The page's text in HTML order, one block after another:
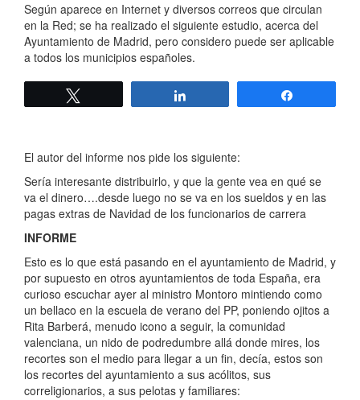
Según aparece en Internet y diversos correos que circulan
en la Red; se ha realizado el siguiente estudio, acerca del
Ayuntamiento de Madrid, pero considero puede ser aplicable
a todos los municipios españoles.
El autor del informe nos pide los siguiente:
Sería interesante distribuirlo, y que la gente vea en qué se
va el dinero….desde luego no se va en los sueldos y en las
pagas extras de Navidad de los funcionarios de carrera
INFORME
Esto es lo que está pasando en el ayuntamiento de Madrid, y
por supuesto en otros ayuntamientos de toda España, era
curioso escuchar ayer al ministro Montoro mintiendo como
un bellaco en la escuela de verano del PP, poniendo ojitos a
Rita Barberá, menudo icono a seguir, la comunidad
valenciana, un nido de podredumbre allá donde mires, los
recortes son el medio para llegar a un fin, decía, estos son
los recortes del ayuntamiento a sus acólitos, sus
correligionarios, a sus pelotas y familiares: